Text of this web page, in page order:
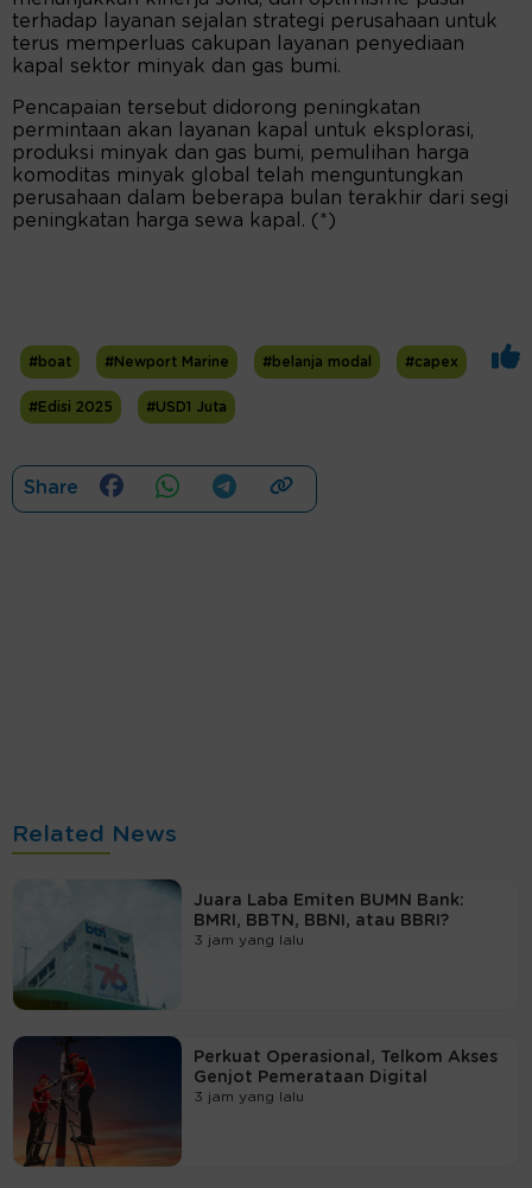
terhadap layanan sejalan strategi perusahaan untuk
terus memperluas cakupan layanan penyediaan
kapal sektor minyak dan gas bumi.
Pencapaian tersebut didorong peningkatan
permintaan akan layanan kapal untuk eksplorasi,
produksi minyak dan gas bumi, pemulihan harga
komoditas minyak global telah menguntungkan
perusahaan dalam beberapa bulan terakhir dari segi
peningkatan harga sewa kapal. (*)
#boat #Newport Marine #belanja modal #capex
#Edisi 2025 #USD1 Juta
Share
Related News
Juara Laba Emiten BUMN Bank:
BMRI, BBTN, BBNI, atau BBRI?
3 jam yang lalu
Perkuat Operasional, Telkom Akses
Genjot Pemerataan Digital
3 jam yang lalu